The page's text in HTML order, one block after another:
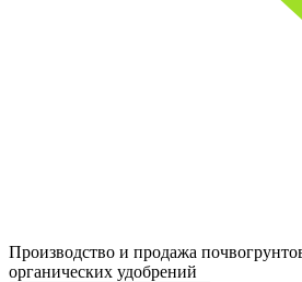
Производство и продажа
органических удобрений